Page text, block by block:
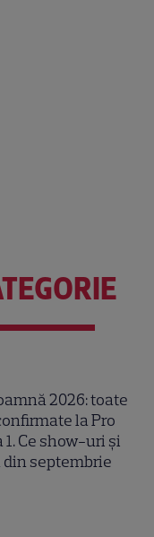
2026: toate
la Pro
1. Ce show-uri și
septembrie